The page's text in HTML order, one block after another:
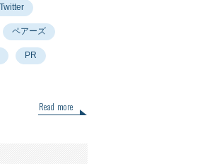
Twitter
ペアーズ
PR
Read more